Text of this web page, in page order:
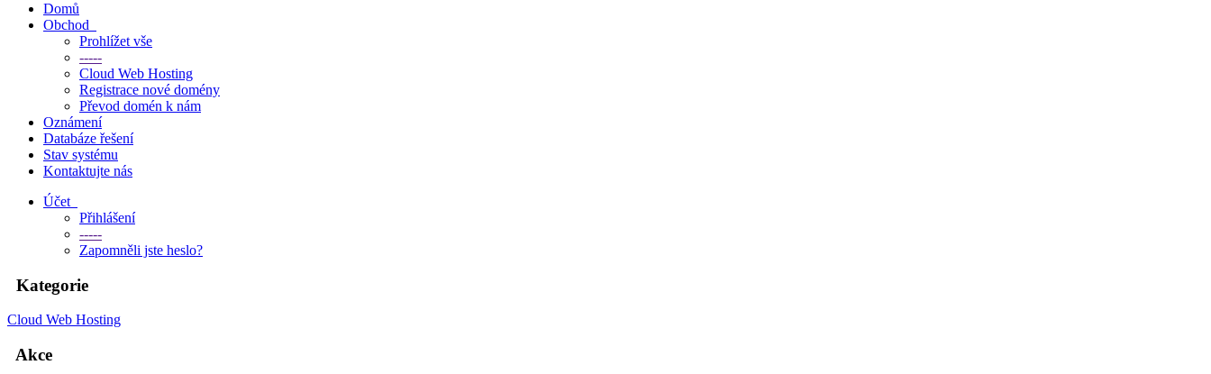
Domů
Obchod
Prohlížet vše
-----
Cloud Web Hosting
Registrace nové domény
Převod domén k nám
Oznámení
Databáze řešení
Stav systému
Kontaktujte nás
Účet
Přihlášení
-----
Zapomněli jste heslo?
Kategorie
Cloud Web Hosting
Akce